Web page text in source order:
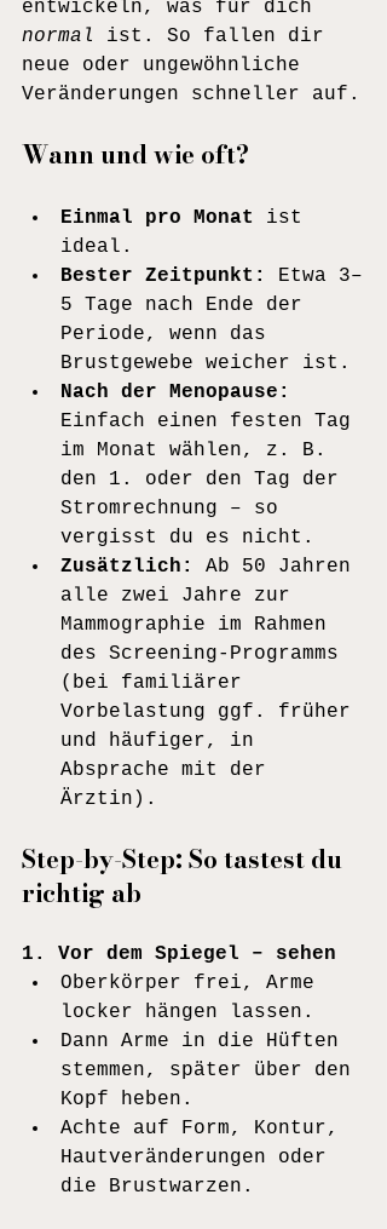
entwickeln, was für dich
normal
ist. So fallen dir
neue oder ungewöhnliche
Veränderungen schneller auf.
Wann und wie oft?
Einmal pro Monat
ist
ideal.
Bester Zeitpunkt:
Etwa 3–
5 Tage nach Ende der
Periode, wenn das
Brustgewebe weicher ist.
Nach der Menopause:
Einfach einen festen Tag
im Monat wählen, z. B.
den 1. oder den Tag der
Stromrechnung – so
vergisst du es nicht.
Zusätzlich:
Ab 50 Jahren
alle zwei Jahre zur
Mammographie im Rahmen
des Screening-Programms
(bei familiärer
Vorbelastung ggf. früher
und häufiger, in
Absprache mit der
Ärztin).
Step-by-Step: So tastest du
richtig ab
1. Vor dem Spiegel – sehen
Oberkörper frei, Arme
locker hängen lassen.
Dann Arme in die Hüften
stemmen, später über den
Kopf heben.
Achte auf Form, Kontur,
Hautveränderungen oder
die Brustwarzen.